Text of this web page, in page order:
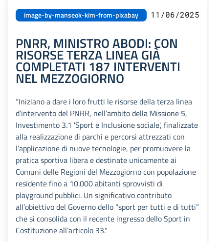
image-by-manseok-kim-from-pixabay 11/06/2025
PNRR, MINISTRO ABODI: CON
RISORSE TERZA LINEA GIÀ
COMPLETATI 187 INTERVENTI
NEL MEZZOGIORNO
“Iniziano a dare i loro frutti le risorse della terza linea
d’intervento del PNRR, nell’ambito della Missione 5,
Investimento 3.1 'Sport e Inclusione sociale', finalizzate
alla realizzazione di parchi e percorsi attrezzati con
l’applicazione di nuove tecnologie, per promuovere la
pratica sportiva libera e destinate unicamente ai
Comuni delle Regioni del Mezzogiorno con popolazione
residente fino a 10.000 abitanti sprovvisti di
playground pubblici. Un significativo contributo
all’obiettivo del Governo dello “sport per tutti e di tutti”
che si consolida con il recente ingresso dello Sport in
Costituzione all’articolo 33."